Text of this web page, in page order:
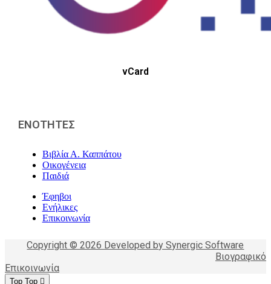
vCard
ΕΝΟΤΗΤΕΣ
Βιβλία Α. Καππάτου
Οικογένεια
Παιδιά
Έφηβοι
Ενήλικες
Επικοινωνία
Copyright © 2026 Developed by Synergic Software
Βιογραφικό
Επικοινωνία
Top Top